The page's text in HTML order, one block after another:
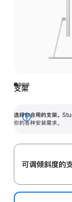
支架
选择你合用的支架。
你的各种安装需求。
展
可调倾斜度的